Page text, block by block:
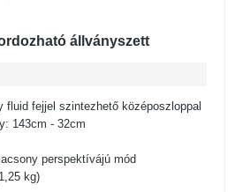
állványszett
fluid fejjel szintezhető középoszloppal
143cm - 32cm
perspektívájú mód
kg)